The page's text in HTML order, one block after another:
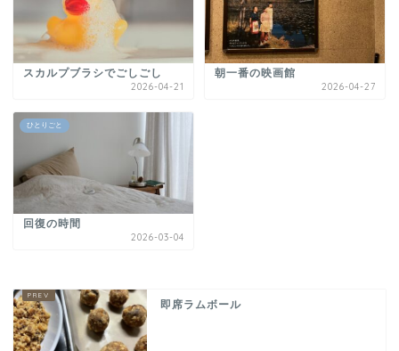
スカルプブラシでごしごし
2026-04-21
朝一番の映画館
2026-04-27
ひとりごと
回復の時間
2026-03-04
即席ラムボール